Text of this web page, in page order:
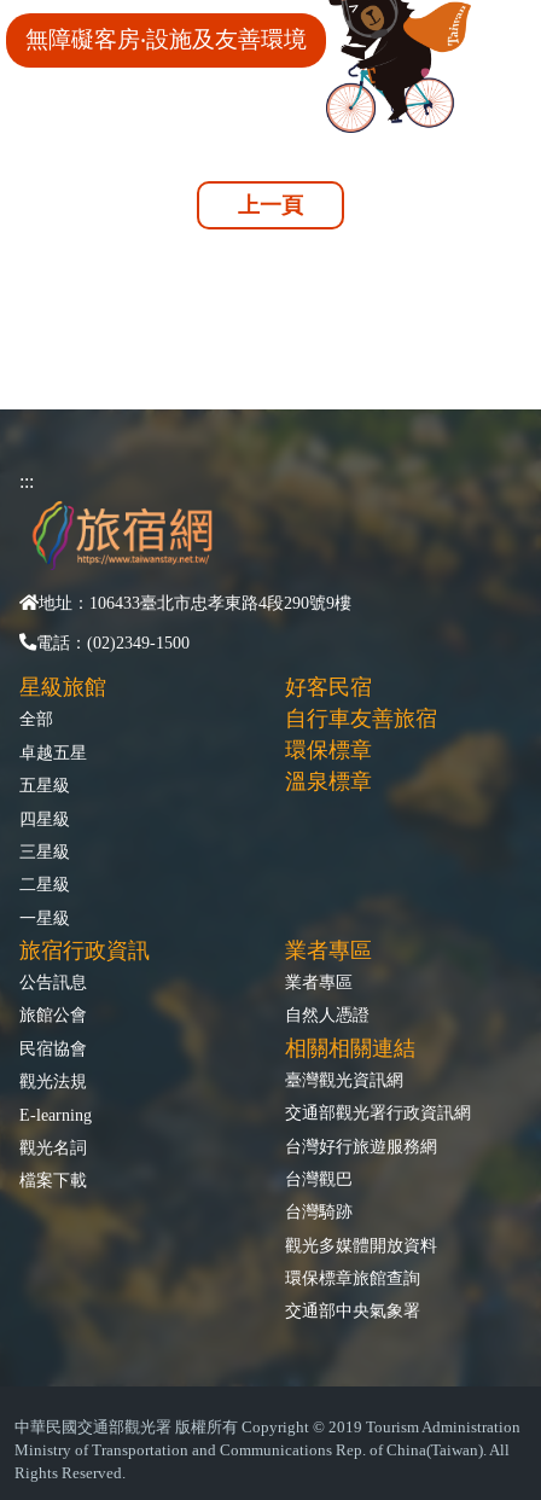
無障礙客房‧設施及友善環境
上一頁
:::
地址：106433臺北市忠孝東路4段290號9樓
電話：(02)2349-1500
星級旅館
全部
卓越五星
五星級
四星級
三星級
二星級
一星級
好客民宿
自行車友善旅宿
環保標章
溫泉標章
旅宿行政資訊
公告訊息
旅館公會
民宿協會
觀光法規
E-learning
觀光名詞
檔案下載
業者專區
業者專區
自然人憑證
相關相關連結
臺灣觀光資訊網
交通部觀光署行政資訊網
台灣好行旅遊服務網
台灣觀巴
台灣騎跡
觀光多媒體開放資料
環保標章旅館查詢
交通部中央氣象署
中華民國交通部觀光署 版權所有 Copyright © 2019 Tourism Administration
Ministry of Transportation and Communications Rep. of China(Taiwan). All
Rights Reserved.